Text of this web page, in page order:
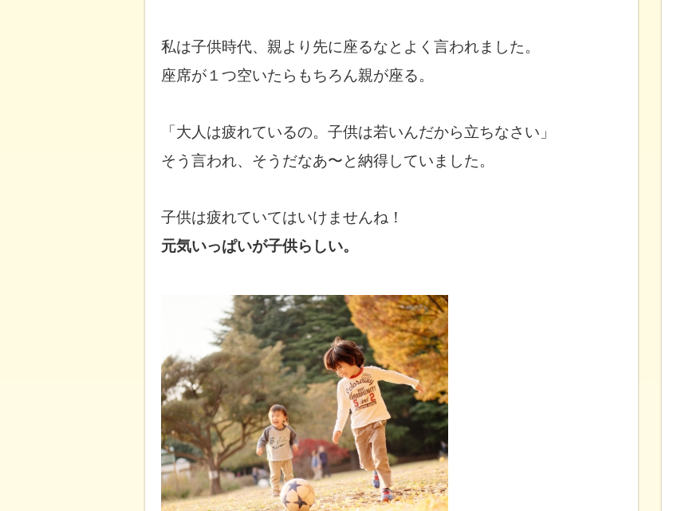
私は子供時代、 親より先に座るなとよく言われました。
座席が１つ空いたらもちろん親が座る。
「大人は疲れているの。子供は若いんだから立ちなさい」
そう言われ、そうだなあ〜と納得していました。
子供は疲れていてはいけませんね！
元気いっぱいが子供らしい。